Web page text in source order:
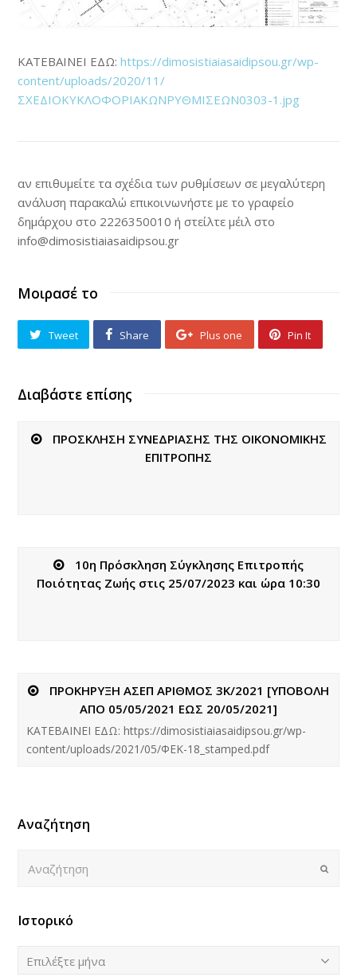
ΚΑΤΕΒΑΙΝΕΙ ΕΔΩ:https://dimosistiaiasaidipsou.gr/wp-
content/uploads/2020/11/
ΣΧΕΔΙΟΚΥΚΛΟΦΟΡΙΑΚΩΝΡΥΘΜΙΣΕΩΝ0303-1.jpg
αν επιθυμείτε τα σχέδια των ρυθμίσεων σε μεγαλύτερη
ανάλυση παρακαλώ επικοινωνήστε με το γραφείο
δημάρχου στο 2226350010 ή στείλτε μέιλ στο
info@dimosistiaiasaidipsou.gr
Μοιρασέ το
Tweet Share Plus one Pin It
Διαβάστε επίσης
ΠΡΟΣΚΛΗΣΗ ΣΥΝΕΔΡΙΑΣΗΣ ΤΗΣ ΟΙΚΟΝΟΜΙΚΗΣ
ΕΠΙΤΡΟΠΗΣ
10η Πρόσκληση Σύγκλησης Επιτροπής
Ποιότητας Ζωής στις 25/07/2023 και ώρα 10:30
ΠΡΟΚΗΡΥΞΗ ΑΣΕΠ ΑΡΙΘΜΟΣ 3Κ/2021 [ΥΠΟΒΟΛΗ
ΑΠΟ 05/05/2021 ΕΩΣ 20/05/2021]
ΚΑΤΕΒΑΙΝΕΙ ΕΔΩ: https://dimosistiaiasaidipsou.gr/wp-
content/uploads/2021/05/ΦΕΚ-18_stamped.pdf
Αναζήτηση
Submit
Ιστορικό
Ιστορικό
Επιλέξτε μήνα